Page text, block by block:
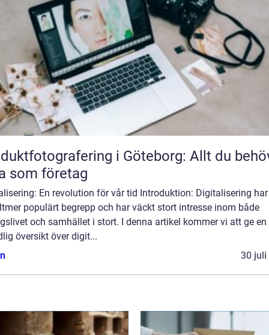
i Göteborg: Allt du
som företag
En revolution för vår tid Introduktion: Digitalisering
populärt begrepp och har väckt stort intresse inom både
och samhället i stort. I denna artikel kommer vi att ge en
översikt över digit...
30 juli